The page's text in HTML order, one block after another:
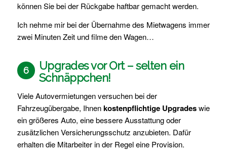
können Sie bei der Rückgabe haftbar gemacht werden.
Ich nehme mir bei der Übernahme des Mietwagens immer
zwei Minuten Zeit und filme den Wagen…
6
Upgrades vor Ort – selten ein
Schnäppchen!
Viele Autovermietungen versuchen bei der
Fahrzeugübergabe, Ihnenkostenpflichtige Upgradeswie
ein größeres Auto, eine bessere Ausstattung oder
zusätzlichen Versicherungsschutz anzubieten. Dafür
erhalten die Mitarbeiter in der Regel eine Provision.